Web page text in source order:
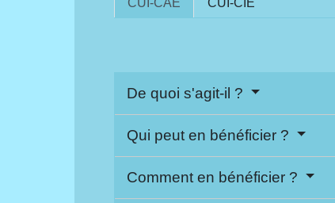
CUI-CAE CUI-CIE
De quoi s'agit-il ?
Qui peut en bénéficier ?
Comment en bénéficier ?